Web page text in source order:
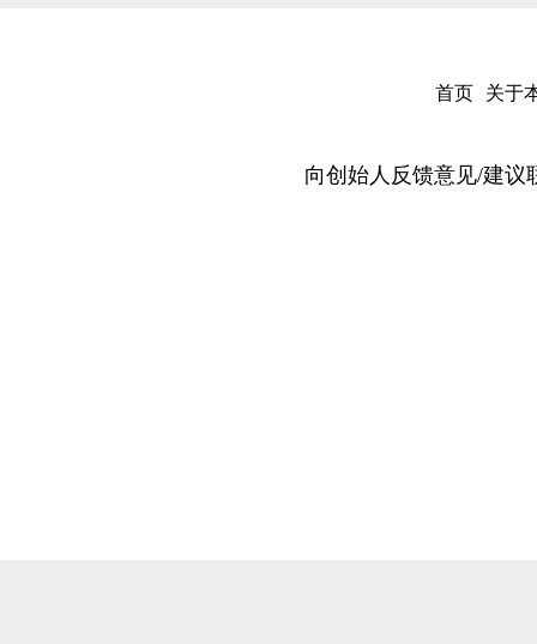
首页 关于
向创始人反馈意见/建议